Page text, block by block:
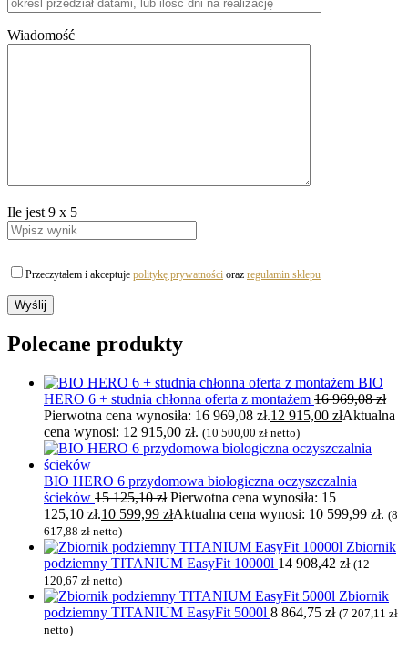
Wiadomość
Ile jest 9 x 5
Przeczytałem i akceptuje politykę prywatności oraz regulamin sklepu
Polecane produkty
BIO
HERO 6 + studnia chłonna oferta z montażem 16 969,08zł
Pierwotna cena wynosiła: 16 969,08 zł.12 915,00 złAktualna
cena wynosi: 12 915,00 zł. (10 500,00 zł netto)
BIO HERO 6 przydomowa biologiczna oczyszczalnia
ścieków 15 125,10zł Pierwotna cena wynosiła: 15
125,10 zł.10 599,99 złAktualna cena wynosi: 10 599,99 zł. (8
617,88 zł netto)
Zbiornik
podziemny TITANIUM EasyFit 10000l 14 908,42 zł (12
120,67 zł netto)
Zbiornik
podziemny TITANIUM EasyFit 5000l 8 864,75 zł (7 207,11 zł
netto)